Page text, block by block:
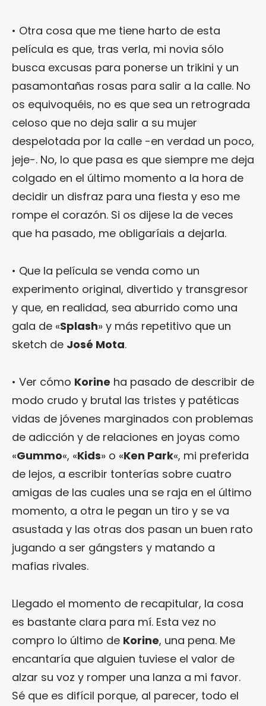
• Otra cosa que me tiene harto de esta
película es que, tras verla, mi novia sólo
busca excusas para ponerse un trikini y un
pasamontañas rosas para salir a la calle. No
os equivoquéis, no es que sea un retrograda
celoso que no deja salir a su mujer
despelotada por la calle -en verdad un poco,
jeje-. No, lo que pasa es que siempre me deja
colgado en el último momento a la hora de
decidir un disfraz para una fiesta y eso me
rompe el corazón. Si os dijese la de veces
que ha pasado, me obligaríais a dejarla.
• Que la película se venda como un
experimento original, divertido y transgresor
y que, en realidad, sea aburrido como una
gala de «Splash» y más repetitivo que un
sketch de José Mota.
• Ver cómo Korine ha pasado de describir de
modo crudo y brutal las tristes y patéticas
vidas de jóvenes marginados con problemas
de adicción y de relaciones en joyas como
«Gummo«, «Kids» o «Ken Park«, mi preferida
de lejos, a escribir tonterías sobre cuatro
amigas de las cuales una se raja en el último
momento, a otra le pegan un tiro y se va
asustada y las otras dos pasan un buen rato
jugando a ser gángsters y matando a
mafias rivales.
Llegado el momento de recapitular, la cosa
es bastante clara para mí. Esta vez no
compro lo último de Korine, una pena. Me
encantaría que alguien tuviese el valor de
alzar su voz y romper una lanza a mi favor.
Sé que es difícil porque, al parecer, todo el